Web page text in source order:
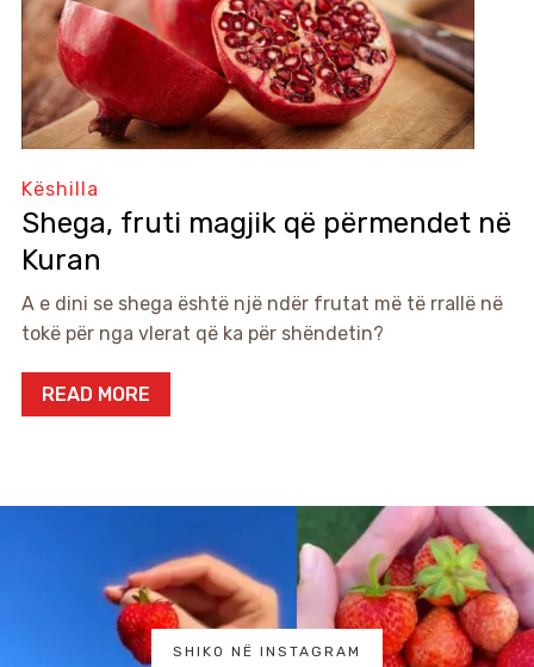
Këshilla
Shega, fruti magjik që përmendet në
Kuran
A e dini se shega është një ndër frutat më të rrallë në
tokë për nga vlerat që ka për shëndetin?
READ MORE
SHIKO NË INSTAGRAM